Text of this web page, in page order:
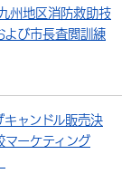
語（簡体字）
ラ
け情報
る
す
る
ト・祭り
州地区消防救助技
よび市長査閲訓練
キャンドル販売決
ーケティング